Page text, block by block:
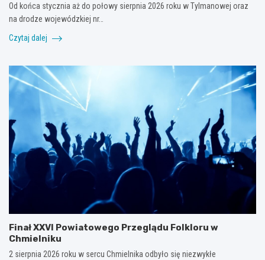
Od końca stycznia aż do połowy sierpnia 2026 roku w Tylmanowej oraz
na drodze wojewódzkiej nr…
Czytaj dalej
Finał XXVI Powiatowego Przeglądu Folkloru w
Chmielniku
2 sierpnia 2026 roku w sercu Chmielnika odbyło się niezwykłe